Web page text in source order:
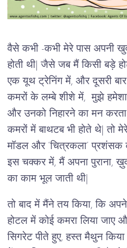
वैसे कभी -कभी मेरे पास अपनी
होती थी| जैसे जब मैं किसी बड़े
एक यूथ ट्रेनिंग में, और दूसरी
कमरों के लम्बे शीशे में, मुझे हमेशा
और उनको निहारने का मन
कमरों में बाथटब भी होते थे| तो
मॉडल और ‘चित्रकला’ प्रशंसक
इस चक्कर में, मैं अपना पुराना,
का काम भूल जाती थी|
तो बाद में मैंने तय किया, कि
होटल में कोई कमरा लिया जाए
सिगरेट पीते हुए, हस्त मैथुन